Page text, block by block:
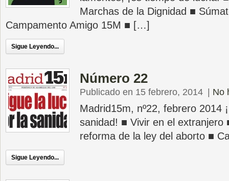
Marchas de la Dignidad ■
Campamento Amigo 15M ■ […]
Sigue Leyendo...
Número 22
Publicado en 15 febrero, 2014 No
Madrid15m, nº22, febrero 2014
sanidad! ■ Vivir en el extranjero
reforma de la ley del aborto ■
Sigue Leyendo...